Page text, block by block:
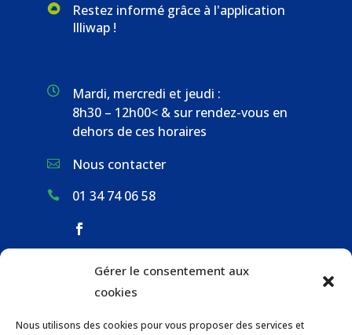
Gérer le consentement aux
cookies
Nous utilisons des cookies pour vous proposer des services et
Restez informé grâce à l'application
Illiwap !

Mardi, mercredi et jeudi :
8h30 – 12h00< & sur rendez-vous en
dehors de ces horaires
 Nous contacter
 01 34 74 06 58
GESTION DES DÉCHETS